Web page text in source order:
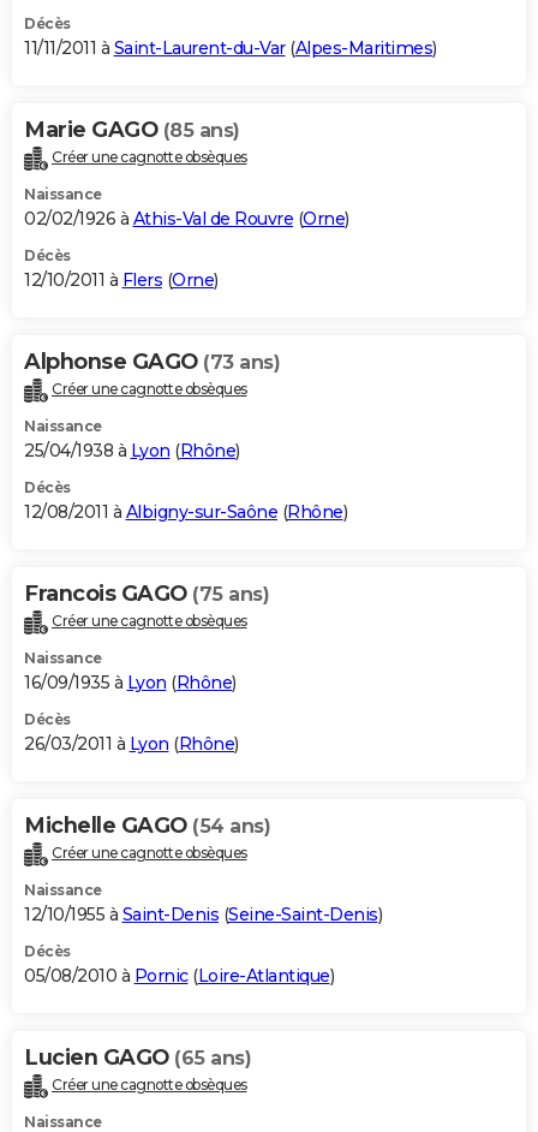
Décès
11/11/2011 à Saint-Laurent-du-Var(Alpes-Maritimes)
Marie GAGO (85 ans)
Créer une cagnotte obsèques
Naissance
02/02/1926 à Athis-Val de Rouvre (Orne)
Décès
12/10/2011 à Flers (Orne)
Alphonse GAGO (73 ans)
Créer une cagnotte obsèques
Naissance
25/04/1938 à Lyon (Rhône)
Décès
12/08/2011 à Albigny-sur-Saône (Rhône)
Francois GAGO (75 ans)
Créer une cagnotte obsèques
Naissance
16/09/1935 à Lyon (Rhône)
Décès
26/03/2011 à Lyon (Rhône)
Michelle GAGO (54 ans)
Créer une cagnotte obsèques
Naissance
12/10/1955 à Saint-Denis (Seine-Saint-Denis)
Décès
05/08/2010 à Pornic(Loire-Atlantique)
Lucien GAGO (65 ans)
Créer une cagnotte obsèques
Naissance